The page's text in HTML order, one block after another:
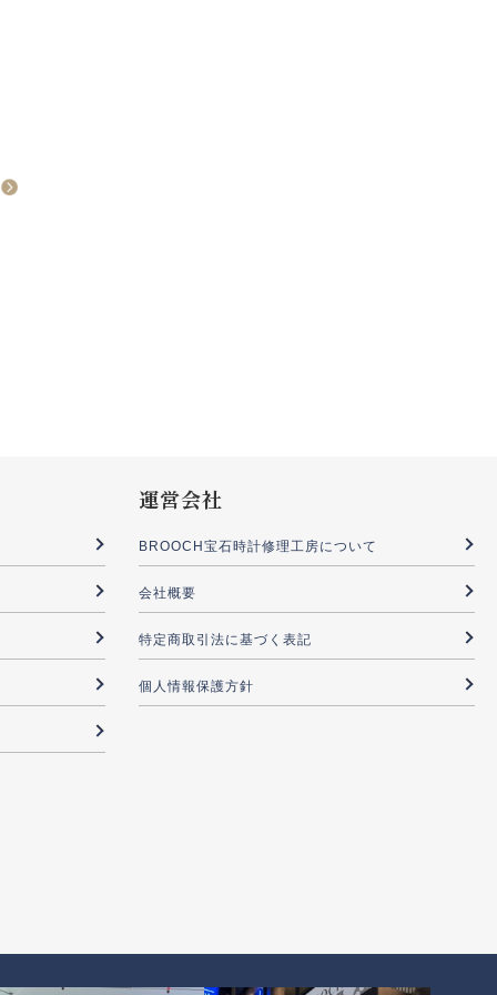
運営会社
BROOCH宝石時計修理工房について
会社概要
特定商取引法に基づく表記
個人情報保護方針